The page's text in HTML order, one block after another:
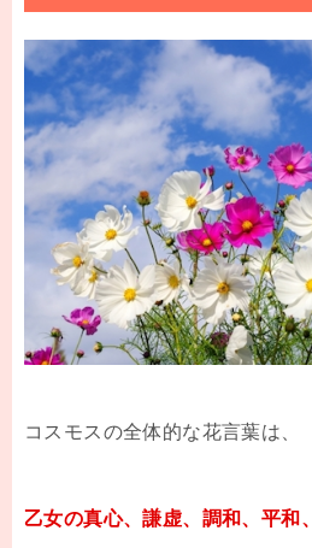
コスモスの全体的な花言葉は、
乙女の真心、謙虚、調和、平和、